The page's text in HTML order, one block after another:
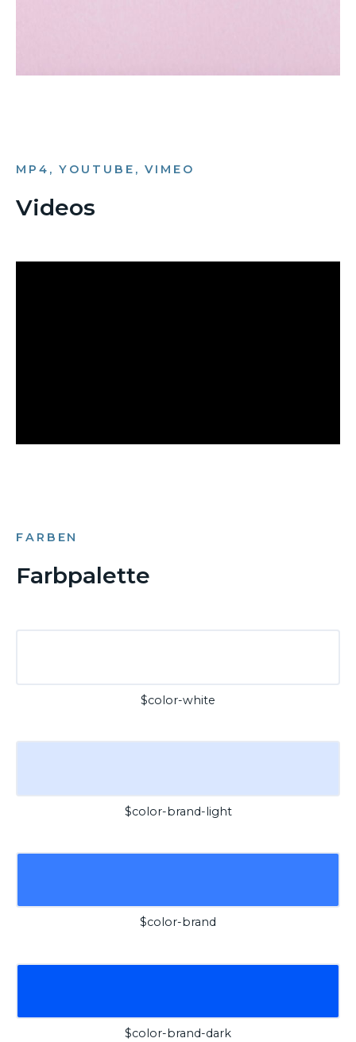
MP4, YOUTUBE, VIMEO
Videos
FARBEN
Farbpalette
$color-white
$color-brand-light
$color-brand
$color-brand-dark